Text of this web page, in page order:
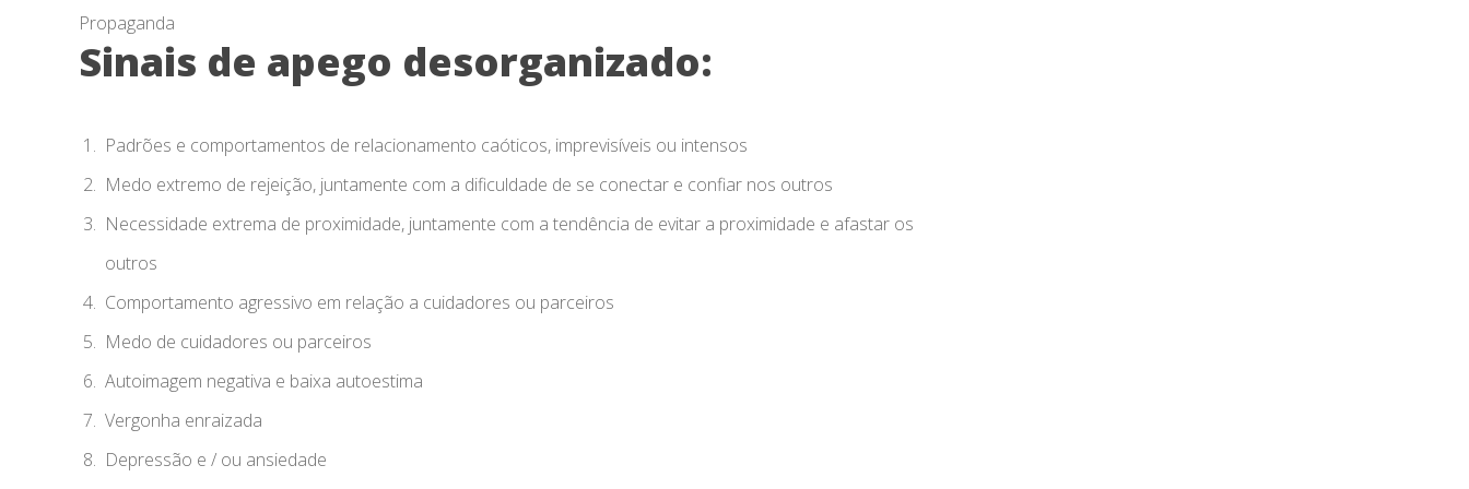
Propaganda
Sinais de apego desorganizado:
Padrões e comportamentos de relacionamento caóticos, imprevisíveis ou intensos
Medo extremo de rejeição, juntamente com a dificuldade de se conectar e confiar nos outros
Necessidade extrema de proximidade, juntamente com a tendência de evitar a proximidade e afastar os
outros
Comportamento agressivo em relação a cuidadores ou parceiros
Medo de cuidadores ou parceiros
Autoimagem negativa e baixa autoestima
Vergonha enraizada
Depressão e / ou ansiedade